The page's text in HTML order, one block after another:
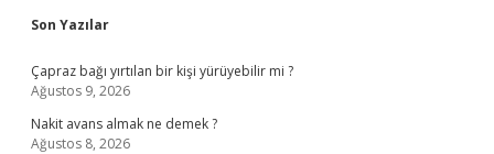
Sidebar
Son Yazılar
Çapraz bağı yırtılan bir kişi yürüyebilir mi ?
Ağustos 9, 2026
Nakit avans almak ne demek ?
Ağustos 8, 2026